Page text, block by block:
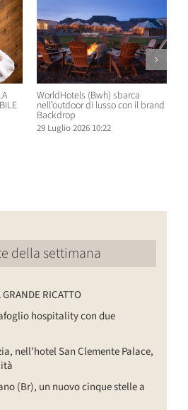
WorldHotels (Bwh) sbarca
nell’outdoor di lusso con il brand
Backdrop
29 Luglio 2026 10:22
della settimana
RICATTO
hospitality con due
nell’hotel San Clemente Palace,
(Br), un nuovo cinque stelle a